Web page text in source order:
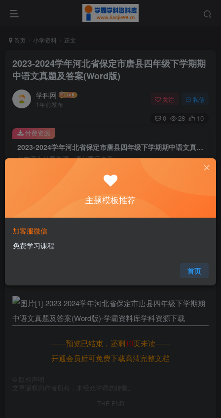
首页 小学资料 正文
2023-2024学年河北省保定市唐县四年级下学期期
中语文真题及答案(Word版)
学科网
1年前发布
关注 私信
0 28 10
2023-2024学年河北省保定市唐县四年级下学期期中语文真题及答案(Word版)
此内容为付费资源，请付费后查看
9.9
免费
暂时无法购买，请与站长联系
348.50 KB
付费资源
——预览已结束，还剩10页未读——
开通会员后可免费下载高清完整文档
版权声明
文章版权归作者所有，未经允许请勿转载。
THE END
主题模板推荐
加客服微信
免费学习课程
首页